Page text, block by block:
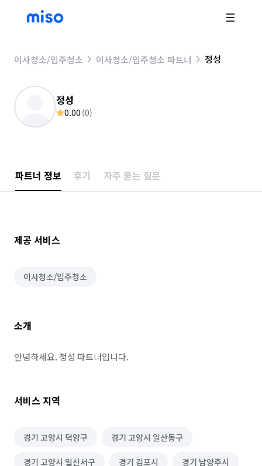
이사청소/입주청소 이사청소/입주청소 파트너 정성
정성
0.00 (0)
파트너 정보 후기 자주 묻는 질문
제공 서비스
이사청소/입주청소
소개
안녕하세요. 정성 파트너입니다.
서비스 지역
경기 고양시 덕양구 경기 고양시 일산동구
경기 고양시 일산서구 경기 김포시 경기 남양주시